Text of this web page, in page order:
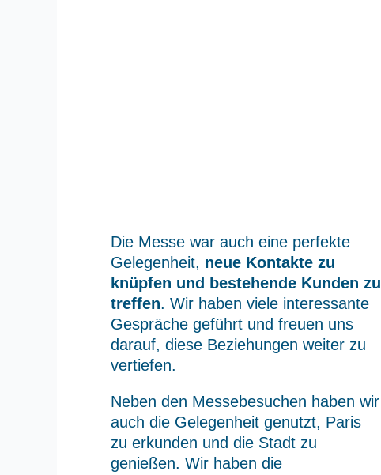
Die Messe war auch eine perfekte
Gelegenheit, neue Kontakte zu
knüpfen und bestehende Kunden zu
treffen. Wir haben viele interessante
Gespräche geführt und freuen uns
darauf, diese Beziehungen weiter zu
vertiefen.
Neben den Messebesuchen haben wir
auch die Gelegenheit genutzt, Paris
zu erkunden und die Stadt zu
genießen. Wir haben die